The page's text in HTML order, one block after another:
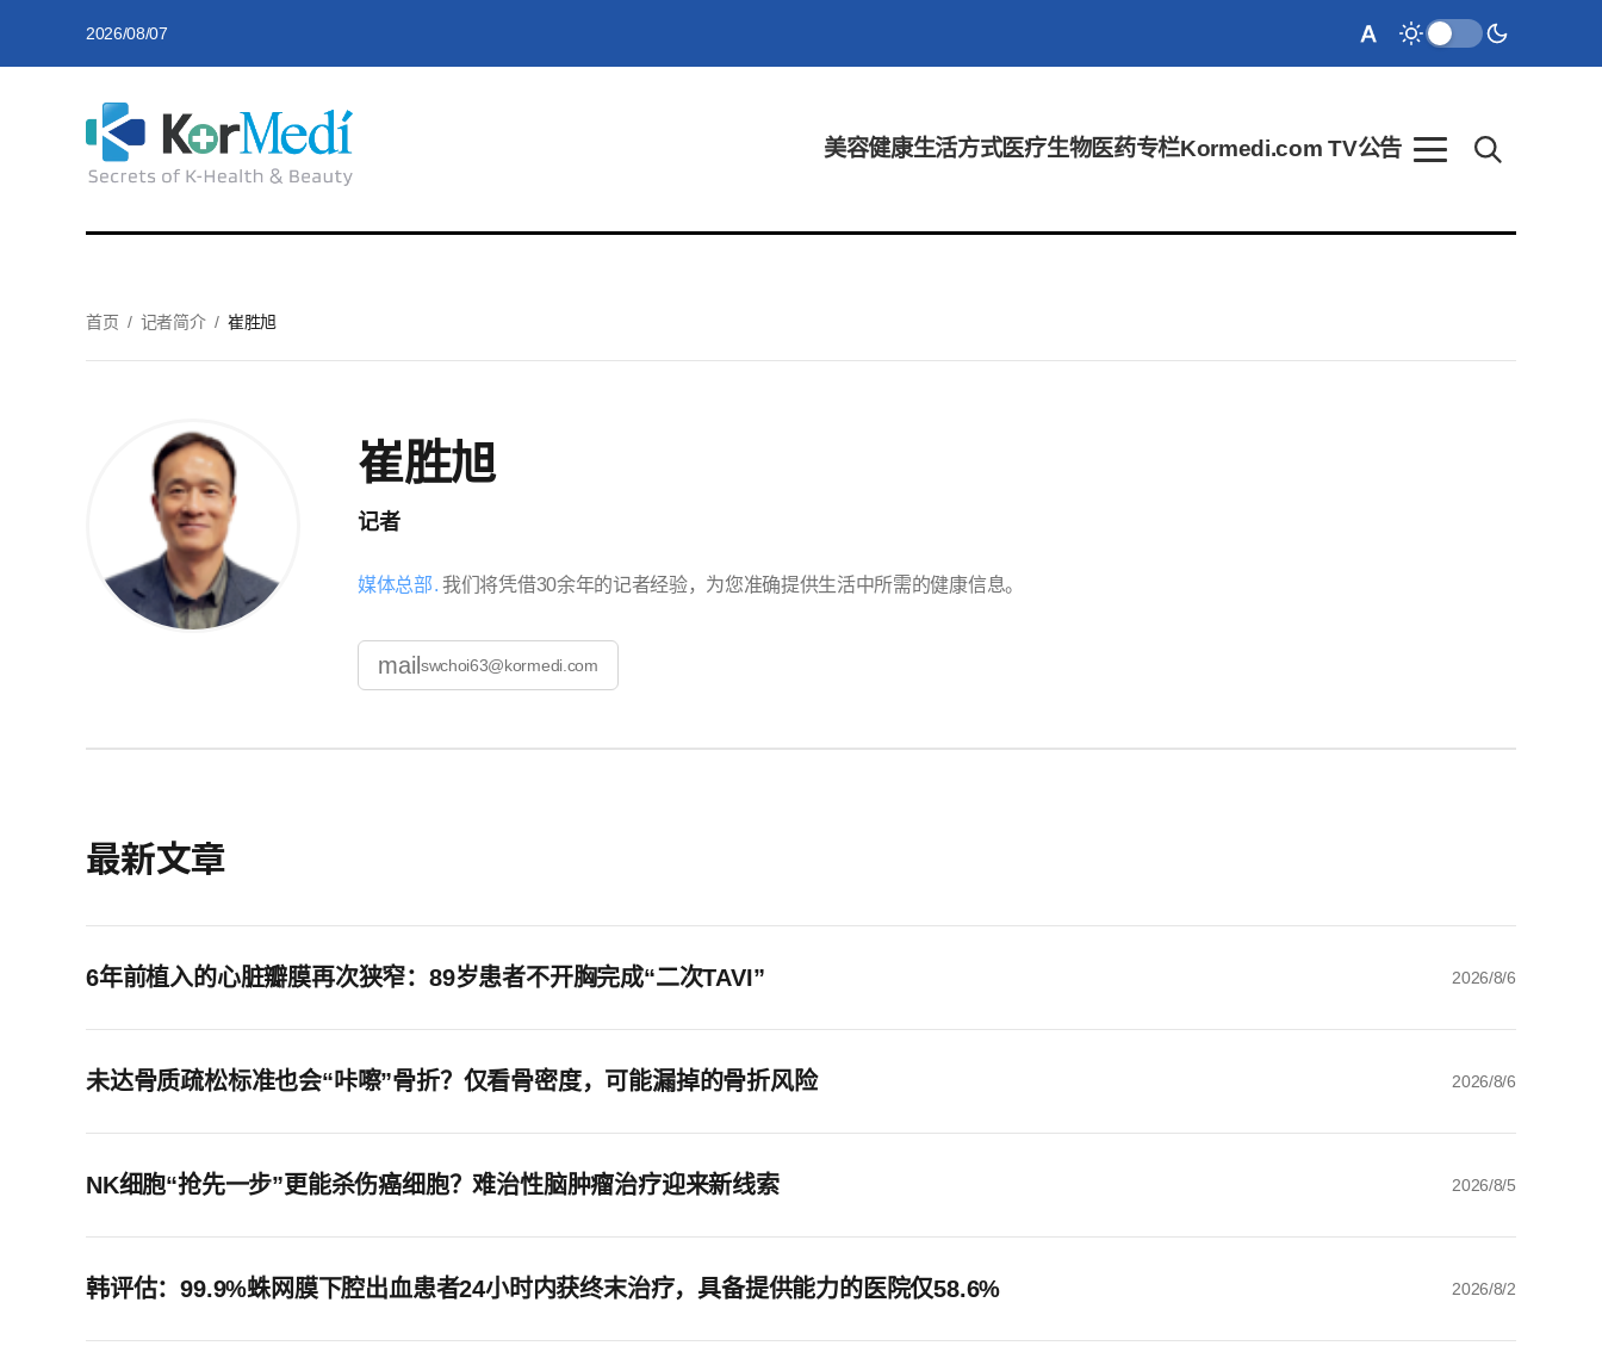
2026/08/07
美容健康生活方式医疗生物医药专栏Kormedi.com TV公告
首页 / 记者简介/ 崔胜旭
崔胜旭
记者
媒体总部 我们将凭借30余年的记者经验，为您准确提供生活中所需的健康信息。
mail swchoi63@kormedi.com
最新文章
6年前植入的心脏瓣膜再次狭窄：89岁患者不开胸完成“二次TAVI” 2026/8/6
未达骨质疏松标准也会“咔嚓”骨折？仅看骨密度，可能漏掉的骨折风险 2026/8/6
NK细胞“抢先一步”更能杀伤癌细胞？难治性脑肿瘤治疗迎来新线索 2026/8/5
韩评估：99.9%蛛网膜下腔出血患者24小时内获终末治疗，具备提供能力的医院仅58.6% 2026/8/2